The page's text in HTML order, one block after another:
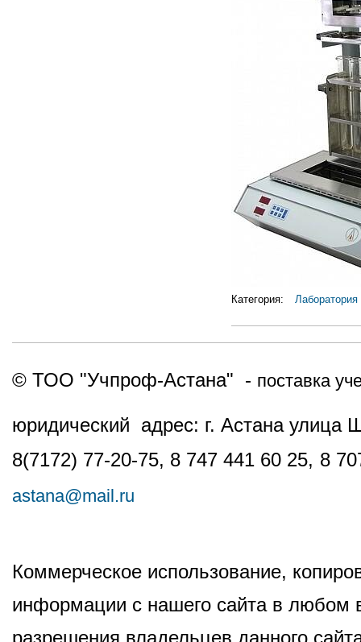
Категория:
© ТОО "Учпроф-Астана" - поставка
юридический адрес: г. Астана
8(7172) 77-20-75, 8 747 441 60 25, 8
astana@mail.ru
Коммерческое использование,
информации с нашего сайта в любом
разрешения владельцев данного